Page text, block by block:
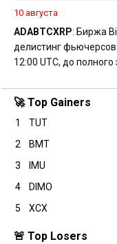
10 августа
ADABTCXRP: Биржа
делистинг фьючерсов
12:00 UTC, до
🚀 Top Gainers
1 TUT
2
BMT
3
IMU
4
DIMO
5
XCX
🚨 Top Losers